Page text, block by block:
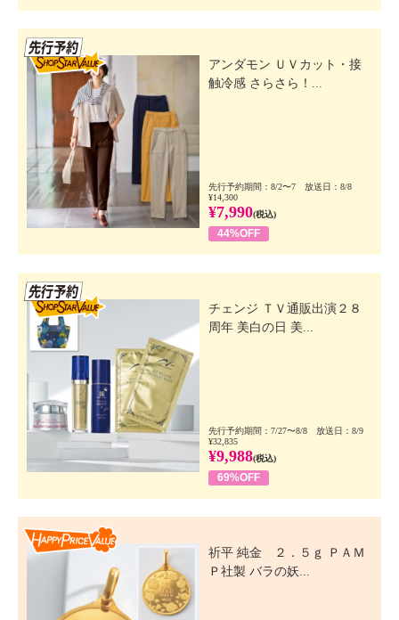
アンダモン ＵＶカット・接
触冷感 さらさら！...
先行予約期間：8/2〜7 放送日：8/8
¥14,300
¥7,990(税込)
44%OFF
チェンジ ＴＶ通販出演２８
周年 美白の日 美...
先行予約期間：7/27〜8/8 放送日：8/9
¥32,835
¥9,988(税込)
69%OFF
祈平 純金 ２．５ｇ ＰＡＭ
Ｐ社製 バラの妖...